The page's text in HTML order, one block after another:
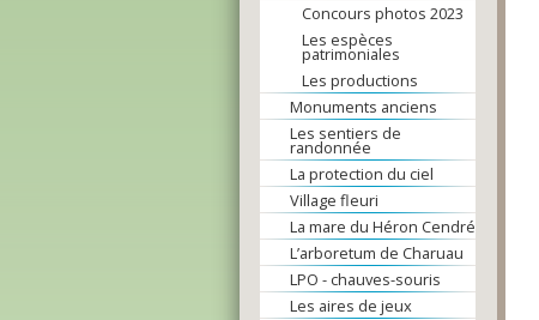
Concours photos 2023
Les espèces
patrimoniales
Les productions
Monuments anciens
Les sentiers de
randonnée
La protection du ciel
Village fleuri
La mare du Héron Cendré
L’arboretum de Charuau
LPO - chauves-souris
Les aires de jeux